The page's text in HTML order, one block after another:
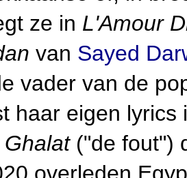
ze in L'Amour
van Sayed
vader van de
haar eigen
Ghalat("de fout")